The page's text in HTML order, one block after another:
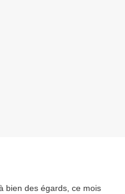
bien des égards, ce mois